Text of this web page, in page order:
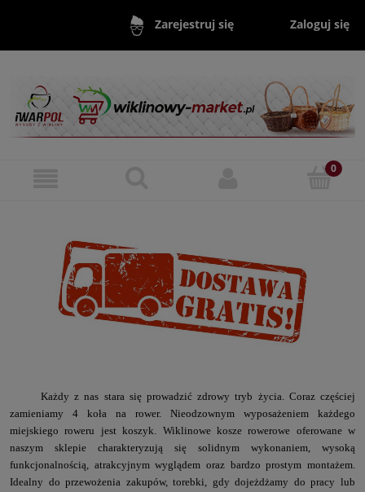
Zarejestruj się Zaloguj się
Każdy z nas stara się prowadzić zdrowy tryb życia. Coraz częściej
zamieniamy 4 koła na rower. Nieodzownym wyposażeniem każdego
miejskiego roweru jest koszyk. Wiklinowe kosze rowerowe oferowane w
naszym sklepie charakteryzują się solidnym wykonaniem, wysoką
funkcjonalnością, atrakcyjnym wyglądem oraz bardzo prostym montażem.
Idealny do przewożenia zakupów, torebki, gdy dojeżdżamy do pracy lub